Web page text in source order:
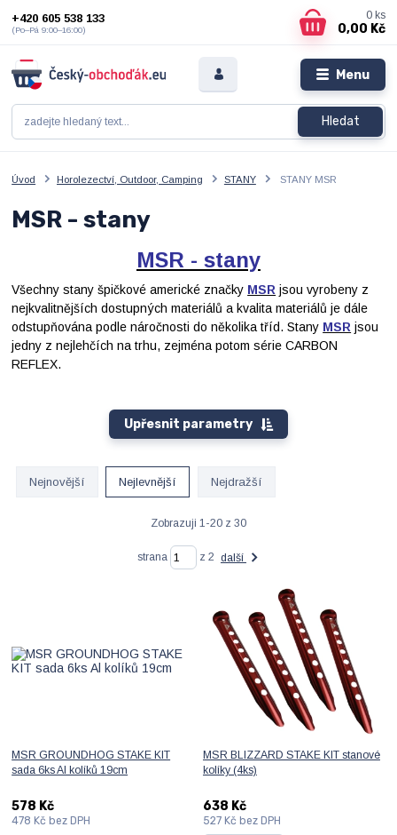
Menu
Hledat
+420 605 538 133
(Po–Pá 9:00–16:00)
0 ks
0,00 Kč
Úvod Horolezectví, Outdoor, Camping STANY STANY MSR
MSR - stany
MSR - stany
Všechny stany špičkové americké značky MSR jsou vyrobeny z
nejkvalitnějších dostupných materiálů a kvalita materiálů je dále
odstupňována podle náročnosti do několika tříd. Stany MSR jsou
jedny z nejlehčích na trhu, zejména potom série CARBON
REFLEX.
Upřesnit parametry
Nejnovější Nejlevnější Nejdražší
Zobrazuji 1-20 z 30
strana z 2 další
MSR GROUNDHOG STAKE KIT
sada 6ks Al kolíků 19cm
578 Kč
478 Kč bez DPH
MSR BLIZZARD STAKE KIT stanové
kolíky (4ks)
638 Kč
527 Kč bez DPH